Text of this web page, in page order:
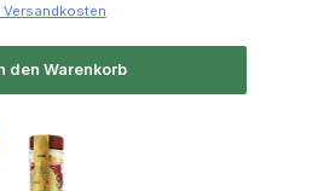
Versandkosten
den Warenkorb